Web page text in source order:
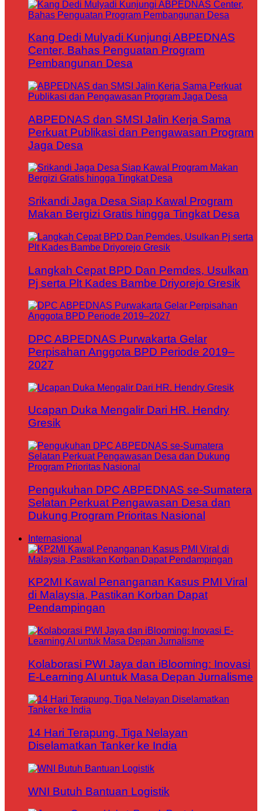
Kang Dedi Mulyadi Kunjungi ABPEDNAS
Center, Bahas Penguatan Program
Pembangunan Desa
ABPEDNAS dan SMSI Jalin Kerja Sama
Perkuat Publikasi dan Pengawasan Program
Jaga Desa
Srikandi Jaga Desa Siap Kawal Program
Makan Bergizi Gratis hingga Tingkat Desa
Langkah Cepat BPD Dan Pemdes, Usulkan
Pj serta Plt Kades Bambe Driyorejo Gresik
DPC ABPEDNAS Purwakarta Gelar
Perpisahan Anggota BPD Periode 2019–
2027
Ucapan Duka Mengalir Dari HR. Hendry
Gresik
Pengukuhan DPC ABPEDNAS se-Sumatera
Selatan Perkuat Pengawasan Desa dan
Dukung Program Prioritas Nasional
Internasional
KP2MI Kawal Penanganan Kasus PMI Viral
di Malaysia, Pastikan Korban Dapat
Pendampingan
Kolaborasi PWI Jaya dan iBlooming: Inovasi
E-Learning AI untuk Masa Depan Jurnalisme
14 Hari Terapung, Tiga Nelayan
Diselamatkan Tanker ke India
WNI Butuh Bantuan Logistik